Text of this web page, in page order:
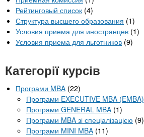
o
Рейтинговый список (4)
Структура высшего образования (1)
Условия приема для иностранцев (1)
Условия приема для льготников (9)
Категорії курсів
Програми MBA (22)
Програми EXECUTIVE MBA (EMBA)
Програми GENERAL MBA (1)
Програми MBA зі спеціалізацією (9)
Програми MINI MBA (11)